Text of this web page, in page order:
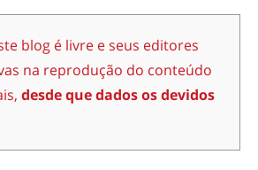
blog é livre e seus editores
na reprodução do conteúdo
desde que dados os devidos